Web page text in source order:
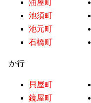
油屋町
池須町
池元町
石橋町
か行
貝屋町
鏡屋町